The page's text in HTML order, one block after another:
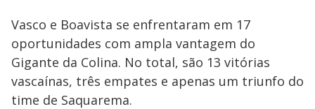
Vasco e Boavista se enfrentaram em 17
oportunidades com ampla vantagem do
Gigante da Colina. No total, são 13 vitórias
vascaínas, três empates e apenas um triunfo do
time de Saquarema.